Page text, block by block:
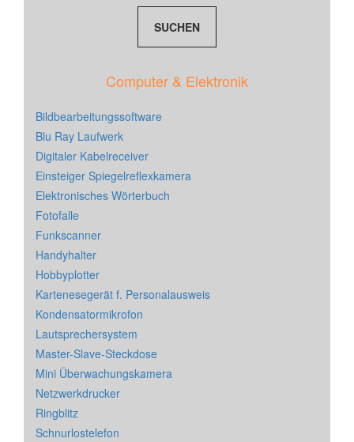
Computer & Elektronik
Bildbearbeitungssoftware
Blu Ray Laufwerk
Digitaler Kabelreceiver
Einsteiger Spiegelreflexkamera
Elektronisches Wörterbuch
Fotofalle
Funkscanner
Handyhalter
Hobbyplotter
Kartenesegerät f. Personalausweis
Kondensatormikrofon
Lautsprechersystem
Master-Slave-Steckdose
Mini Überwachungskamera
Netzwerkdrucker
Ringblitz
Schnurlostelefon